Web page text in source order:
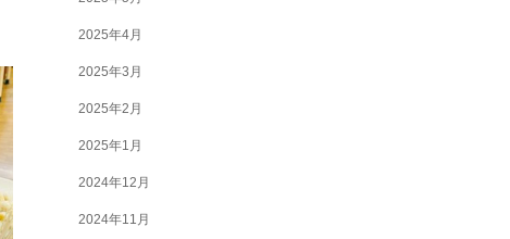
2025年4月
2025年3月
2025年2月
2025年1月
2024年12月
2024年11月